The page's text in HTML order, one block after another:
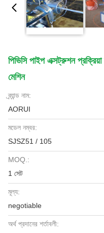
পিভিসি পাইপ এক্সট্রুশন
মেশিন
ব্র্যান্ড নাম:
AORUI
মডেল নম্বর:
SJSZ51 / 105
MOQ.:
1 সেট
মূল্য:
negotiable
অর্থ প্রদানের শর্তাবলী: